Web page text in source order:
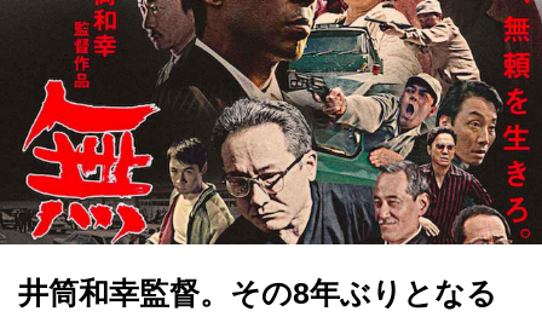
井筒和幸監督。その8年ぶりとなる